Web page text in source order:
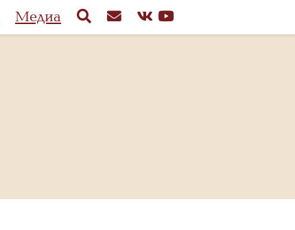
Медиа